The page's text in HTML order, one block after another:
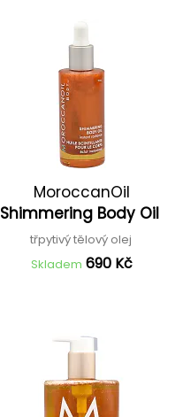
MoroccanOil
Shimmering Body Oil
třpytivý tělový olej
Skladem 690 Kč